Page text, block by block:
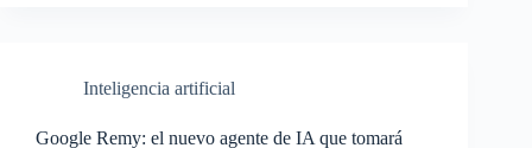
Inteligencia artificial
Google Remy: el nuevo agente de IA que tomará